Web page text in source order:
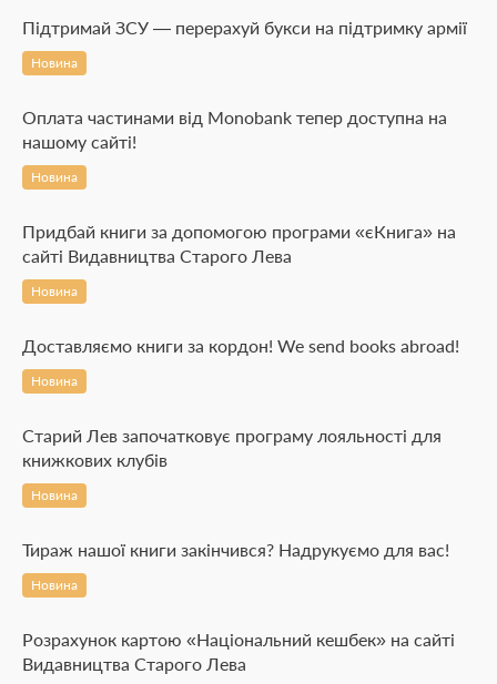
Підтримай ЗСУ — перерахуй букси на підтримку армії
Новина
Оплата частинами від Monobank тепер доступна на
нашому сайті!
Новина
Придбай книги за допомогою програми «єКнига» на
сайті Видавництва Старого Лева
Новина
Доставляємо книги за кордон! We send books abroad!
Новина
Старий Лев започатковує програму лояльності для
книжкових клубів
Новина
Тираж нашої книги закінчився? Надрукуємо для вас!
Новина
Розрахунок картою «Національний кешбек» на сайті
Видавництва Старого Лева